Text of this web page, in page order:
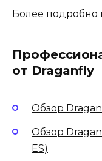
Более подробно
от Draganfly
Обзор
Обзор
ES)